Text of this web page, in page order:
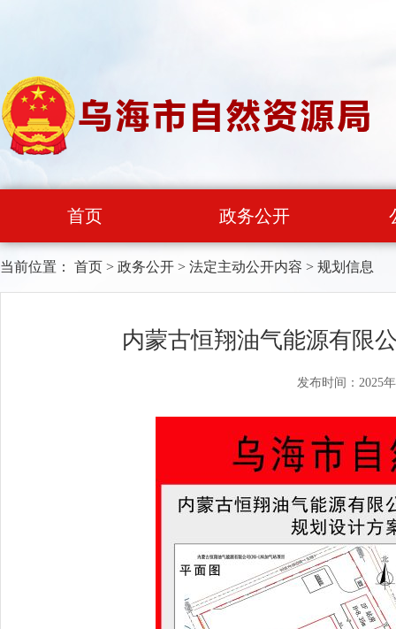
首页 政务公开
当前位置： 首页 > 政务公开 > 法定主动公开内容 > 规划信息
内蒙古恒翔油气能源有限
发布时间：2025